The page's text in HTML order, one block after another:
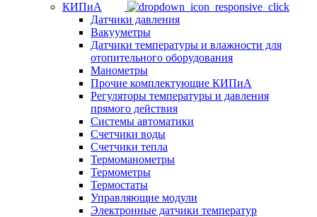
КИПиА
Датчики давления
Вакууметры
Датчики температуры и влажности для
отопительного оборудования
Манометры
Прочие комплектующие КИПиА
Регуляторы температуры и давления
прямого действия
Системы автоматики
Счетчики воды
Счетчики тепла
Термоманометры
Термометры
Термостаты
Управляющие модули
Электронные датчики температур